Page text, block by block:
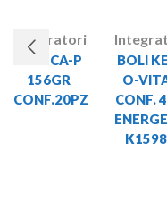
Integratori
BOLI CA-P
156GR
CONF.20PZ
BOLI
O-
CONF.